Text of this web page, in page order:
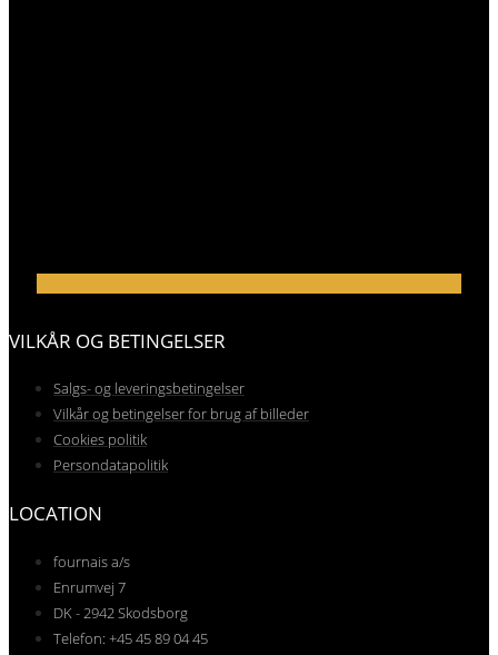
VILKÅR OG BETINGELSER
Salgs- og leveringsbetingelser
Vilkår og betingelser for brug af billeder
Cookies politik
Persondatapolitik
LOCATION
fournais a/s
Enrumvej 7
DK - 2942 Skodsborg
Telefon: +45 45 89 04 45